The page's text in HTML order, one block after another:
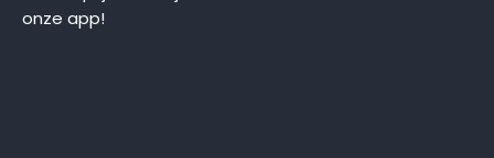
onze app!